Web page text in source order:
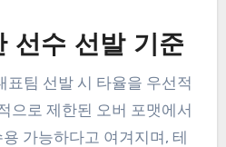
선수 선발 기준
표팀 선발 시 타율을 우선적
으로 제한된 오버 포맷에서
가능하다고 여겨지며, 테